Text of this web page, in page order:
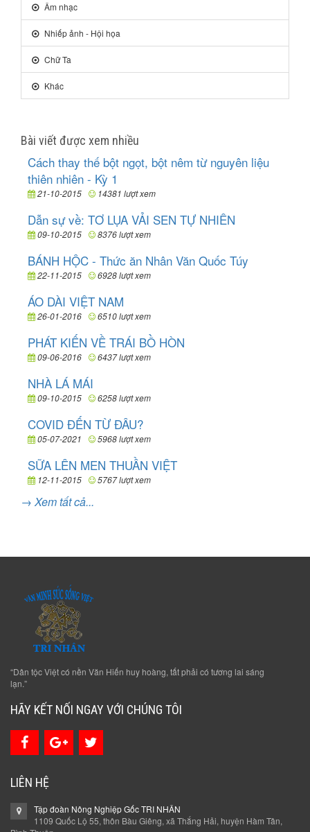
Âm nhạc
Nhiếp ảnh - Hội họa
Chữ Ta
Khác
Bài viết được xem nhiều
Cách thay thế bột ngọt, bột nêm từ nguyên liệu
thiên nhiên - Kỳ 1
21-10-2015 14381 lượt xem
Dẫn sự về: TƠ LỤA VẢI SEN TỰ NHIÊN
09-10-2015 8376 lượt xem
BÁNH HỘC - Thức ăn Nhân Văn Quốc Túy
22-11-2015 6928 lượt xem
ÁO DÀI VIỆT NAM
26-01-2016 6510 lượt xem
PHÁT KIẾN VỀ TRÁI BỒ HÒN
09-06-2016 6437 lượt xem
NHÀ LÁ MÁI
09-10-2015 6258 lượt xem
COVID ĐẾN TỪ ĐÂU?
05-07-2021 5968 lượt xem
SỮA LÊN MEN THUẦN VIỆT
12-11-2015 5767 lượt xem
→ Xem tất cả...
“Dân tộc Việt có nền Văn Hiến huy hoàng, tất phải có tương lai sáng
lạn.”
HÃY KẾT NỐI NGAY VỚI CHÚNG TÔI
LIÊN HỆ
Tập đoàn Nông Nghiệp Gốc TRI NHÂN
1109 Quốc Lộ 55, thôn Bàu Giêng, xã Thắng Hải, huyện Hàm Tân,